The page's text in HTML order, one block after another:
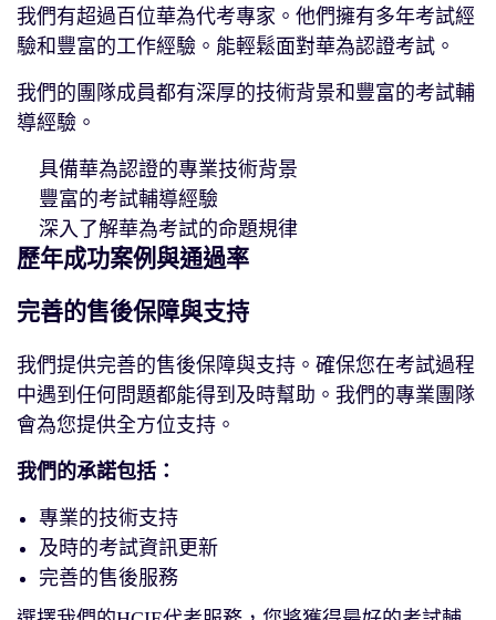
我們有超過百位華為代考專家。他們擁有多年考試經
驗和豐富的工作經驗。能輕鬆面對華為認證考試。
我們的團隊成員都有深厚的技術背景和豐富的考試輔
導經驗。
具備華為認證的專業技術背景
豐富的考試輔導經驗
深入了解華為考試的命題規律
歷年成功案例與通過率
完善的售後保障與支持
我們提供完善的售後保障與支持。確保您在考試過程
中遇到任何問題都能得到及時幫助。我們的專業團隊
會為您提供全方位支持。
我們的承諾包括：
專業的技術支持
及時的考試資訊更新
完善的售後服務